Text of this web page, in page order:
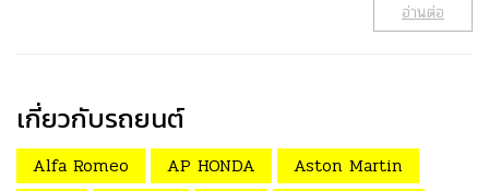
อ่านต่อ
เกี่ยวกับรถยนต์
Alfa Romeo AP HONDA
Aston Martin